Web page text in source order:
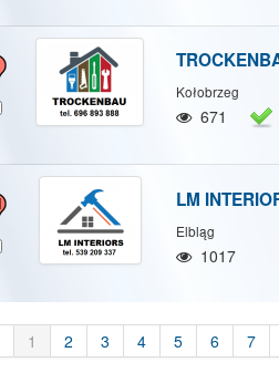
Kołobrzeg
671
LM
Elbląg
1017
1 2 3 4 5 6 7